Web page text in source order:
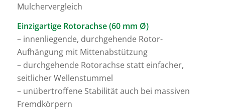
Mulchervergleich
Einzigartige Rotorachse (60 mm Ø)
– innenliegende, durchgehende Rotor-
Aufhängung mit Mittenabstützung
– durchgehende Rotorachse statt einfacher,
seitlicher Wellenstummel
– unübertroffene Stabilität auch bei massiven
Fremdkörpern